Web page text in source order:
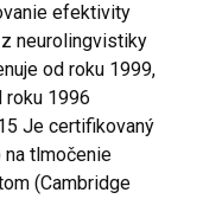
efektivity
neurolingvistiky
od roku 1999,
roku 1996
Je certifikovaný
na tlmočenie
(Cambridge